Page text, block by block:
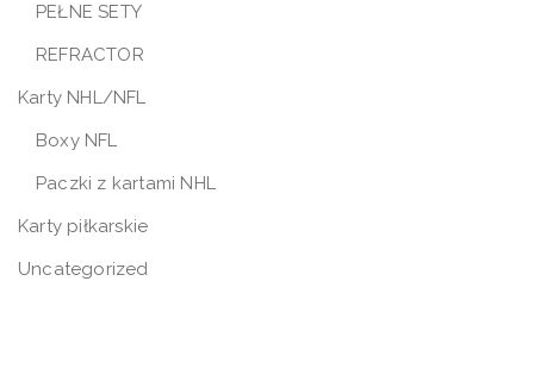
PEŁNE SETY
REFRACTOR
Karty NHL/NFL
Boxy NFL
Paczki z kartami NHL
Karty piłkarskie
Uncategorized